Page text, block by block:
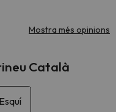
Mostra més opinions
Català